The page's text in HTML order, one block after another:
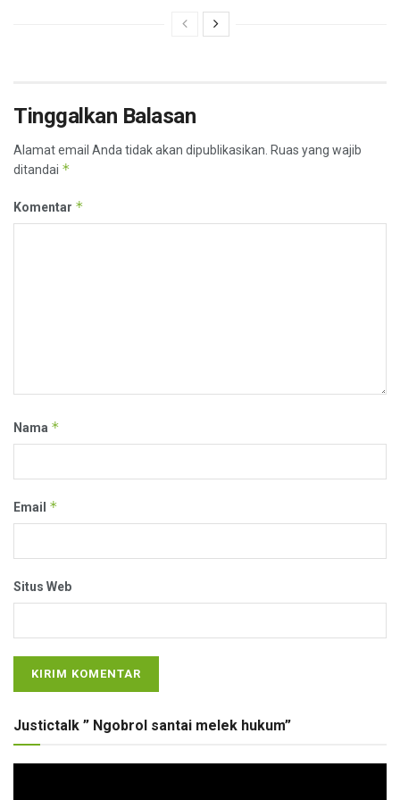
Tinggalkan Balasan
Alamat email Anda tidak akan dipublikasikan. Ruas yang wajib
ditandai *
Komentar *
Nama *
Email *
Situs Web
Justictalk ” Ngobrol santai melek hukum”